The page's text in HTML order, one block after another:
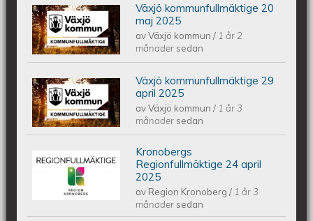
Växjös kommunfullmäktige 20 maj
2025
Växjö kommunfullmäktige 20
maj 2025
avVäxjö kommun/ 1 år 2
månader sedan
Växjös kommunfullmäktige 29 april
2025
Växjö kommunfullmäktige 29
april 2025
avVäxjö kommun/ 1 år 3
månader sedan
Kronobergs regionfullmäktige 24
april 2025
Kronobergs
Regionfullmäktige 24 april
2025
av Region Kronoberg/ 1 år 3
månader sedan